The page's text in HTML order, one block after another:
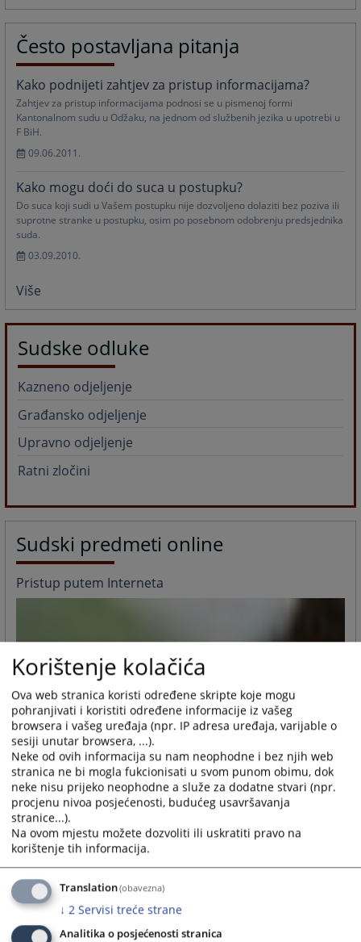
Često postavljana pitanja
Kako podnijeti zahtjev za pristup informacijama?
Zahtjev za pristup informacijama podnosi se u pismenoj formi
Kantonalnom sudu u Odžaku, na jednom od službenih jezika u upotrebi u
F BiH.
09.06.2011.
Kako mogu doći do suca u postupku?
Do suca koji sudi u Vašem postupku nije dozvoljeno dolaziti bez poziva ili
suprotne stranke u postupku, osim po posebnom odobrenju predsjednika
suda.
03.09.2010.
Više
Sudske odluke
Kazneno odjeljenje
Građansko odjeljenje
Upravno odjeljenje
Ratni zločini
Sudski predmeti online
Pristup putem Interneta
Korištenje kolačića
Ova web stranica koristi određene skripte koje mogu
pohranjivati i koristiti određene informacije iz vašeg
browsera i vašeg uređaja (npr. IP adresa uređaja, varijable o
sesiji unutar browsera, ...).
Neke od ovih informacija su nam neophodne i bez njih web
stranica ne bi mogla fukcionisati u svom punom obimu, dok
neke nisu prijeko neophodne a služe za dodatne stvari (npr.
procjenu nivoa posjećenosti, budućeg usavršavanja
stranice...).
Na ovom mjestu možete dozvoliti ili uskratiti pravo na
korištenje tih informacija.
Translation(obavezna)
↓ 2 Servisi treće strane
Analitika o posjećenosti stranica